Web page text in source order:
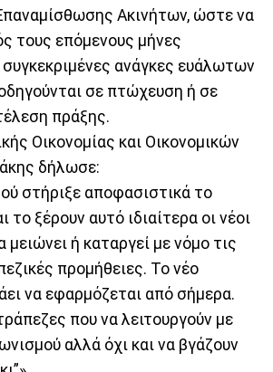
Ακινήτων, ώστε να
τους επόμενους μήνες
ανάγκες ευάλωτων
σε πτώχευση ή σε
πράξης.
Οικονομίας και Οικονομικών
δήλωσε:
στήριξε αποφασιστικά το
το ξέρουν αυτό ιδιαίτερα οι νέοι
ή καταργεί με νόμο τις
προμήθειες. Το νέο
να εφαρμόζεται από σήμερα.
που να λειτουργούν με
αλλά όχι και να βγάζουν